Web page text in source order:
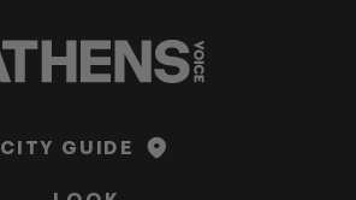
CITY GUIDE